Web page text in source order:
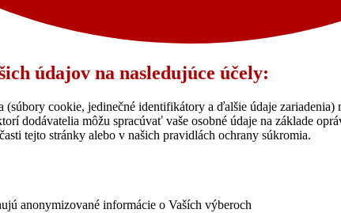
údajov na nasledujúce účely:
(súbory cookie, jedinečné identifikátory a ďalšie údaje
dodávatelia môžu spracúvať vaše osobné údaje na základe
tejto stránky alebo v našich pravidlách ochrany súkromia.
anonymizované informácie o Vaších výberoch